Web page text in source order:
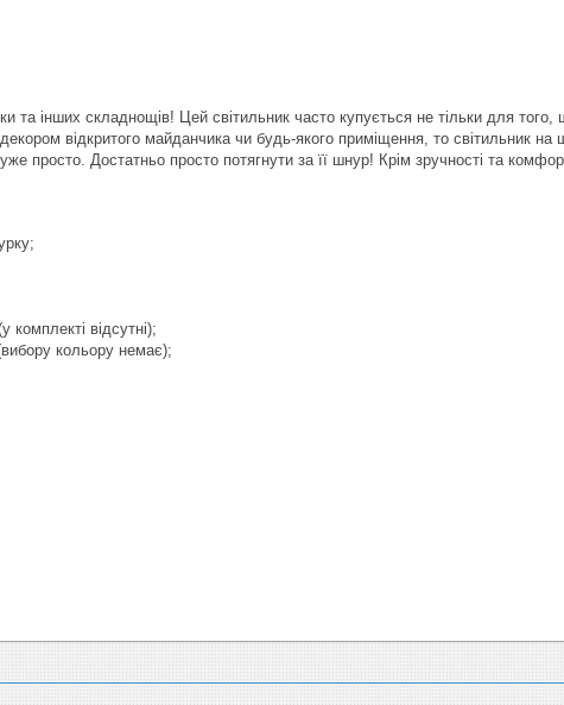
та інших складнощів! Цей світильник часто купується не тільки для того,
відкритого майданчика чи будь-якого приміщення, то світильник
просто. Достатньо просто потягнути за її шнур! Крім зручності та
комплекті відсутні);
кольору немає);